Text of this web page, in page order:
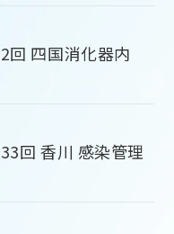
四国消化器内
回 香川 感染管理